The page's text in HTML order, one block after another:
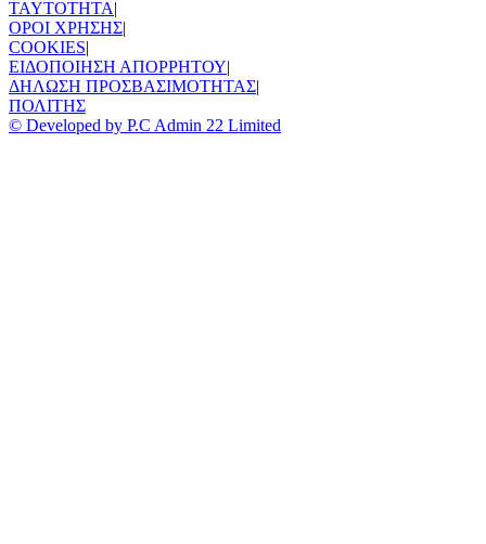
TAYTOTHTA|
ΟΡΟΙ ΧΡΗΣΗΣ|
COOKIES|
ΕΙΔΟΠΟΙΗΣΗ ΑΠΟΡΡΗΤΟΥ|
ΔΗΛΩΣΗ ΠΡΟΣΒΑΣΙΜΟΤΗΤΑΣ|
ΠΟΛΙΤΗΣ
© Developed by P.C Admin 22 Limited